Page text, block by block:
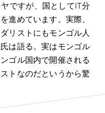
ですが、国としてIT分
進めています。実際、
リストにもモンゴル人
は語る。実はモンゴル
ゴル国内で開催される
トなのだというから驚